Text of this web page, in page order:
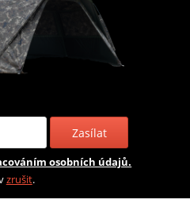
Zasílat
osobních údajů.
zrušit.